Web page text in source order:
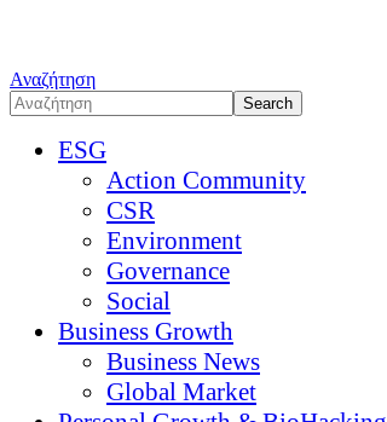
Αναζήτηση
ESG
Action Community
CSR
Environment
Governance
Social
Business Growth
Business News
Global Market